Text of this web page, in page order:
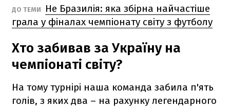
ДО ТЕМИ
Не Бразилія: яка збірна найчастіше
грала у фіналах чемпіонату світу з футболу
Хто забивав за Україну на
чемпіонаті світу?
На тому турнірі наша команда забила п'ять
голів, з яких два – на рахунку легендарного